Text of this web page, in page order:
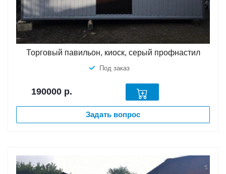
Торговый павильон, киоск, серый профнастил
Под заказ
190000 р.
Задать вопрос